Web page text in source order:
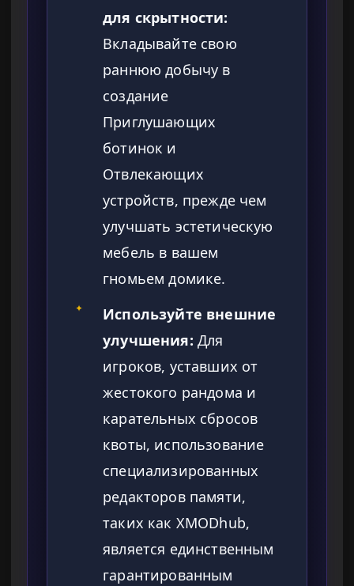
для скрытности:
Вкладывайте свою
раннюю добычу в
создание
Приглушающих
ботинок и
Отвлекающих
устройств, прежде чем
улучшать эстетическую
мебель в вашем
гномьем домике.
✦
Используйте внешние
улучшения: Для
игроков, уставших от
жестокого рандома и
карательных сбросов
квоты, использование
специализированных
редакторов памяти,
таких как XMODhub,
является единственным
гарантированным